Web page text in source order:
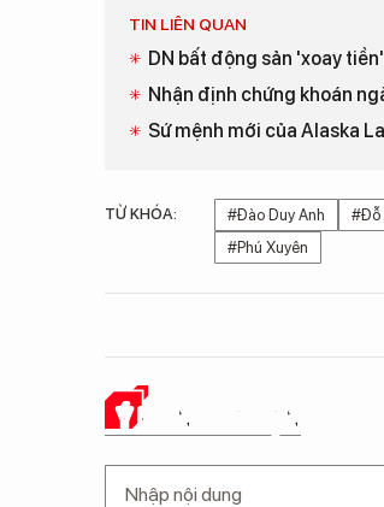
TIN LIÊN QUAN
DN bất động sản 'xoay
Nhận định chứng khoán
Sứ mệnh mới của Alaska
TỪ KHÓA: #Đào Duy Anh #Đỗ
#Phú Xuyên
Ý KIẾN CỦA BẠN